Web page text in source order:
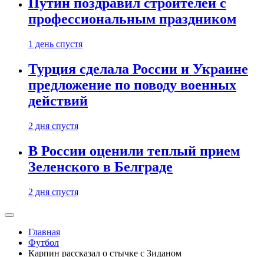
Путин поздравил строителей с
профессиональным праздником
1 день спустя
Турция сделала России и Украине
предложение по поводу военных
действий
2 дня спустя
В России оценили теплый прием
Зеленского в Белграде
2 дня спустя
Главная
Футбол
Карпин рассказал о стычке с Зиданом